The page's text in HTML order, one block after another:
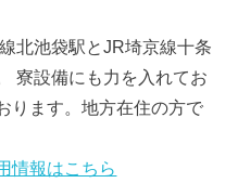
北池袋駅とJR埼京線十条
寮設備にも力を入れてお
ります。地方在住の方で
情報はこちら